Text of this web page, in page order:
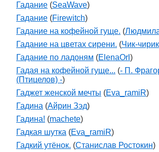
Гадание (SeaWave)
Гадание (Firewitch)
Гадание на кофейной гуще. (
Гадание на цветах сирени. (Чик-чирик
Гадание по ладоням (ElenaOrl )
Гадая на кофейной гуще... (- П.
(Птицелов) -)
Гаджет женской мечты (Eva_ramiR)
Гадина (Айрин Зэд)
Гадина! (machete)
Гадкая шутка (Eva_ramiR)
Гадкий утёнок. (Станислав Ростокин)